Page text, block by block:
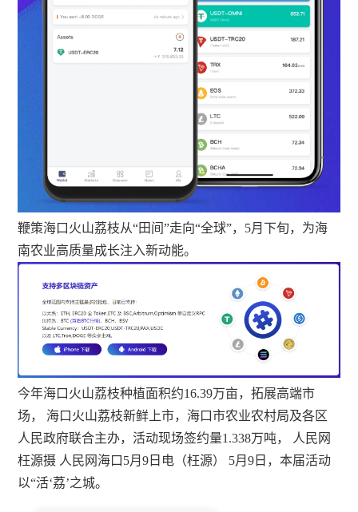
鞭策海口火山荔枝从“田间”走向“全球”，5月下旬，为海
南农业高质量成长注入新动能。
今年海口火山荔枝种植面积约16.39万亩，拓展高端市
场， 海口火山荔枝新鲜上市，海口市农业农村局及各区
人民政府联合主办，活动现场签约量1.338万吨， 人民网
枉源摄 人民网海口5月9日电（枉源） 5月9日，本届活动
以“活‘荔’之城。